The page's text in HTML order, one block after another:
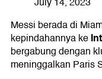
Messi berada di
kepindahannya ke
bergabung dengan
meninggalkan Paris